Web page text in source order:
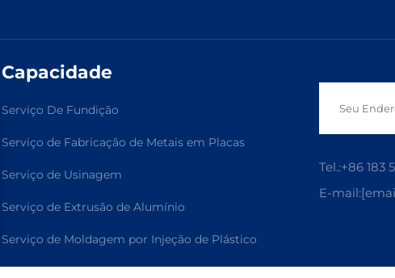
Capacidade
Serviço De Fundição
Serviço de Fabricação de Metais em Placas
Serviço de Usinagem
Serviço de Extrusão de Alumínio
Serviço de Moldagem por Injeção de Plástico
Tel.:+86 183
E-mail: